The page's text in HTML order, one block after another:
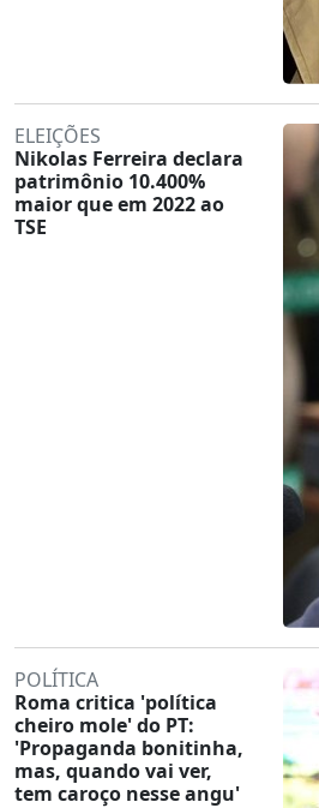
ELEIÇÕES
Nikolas Ferreira declara
patrimônio 10.400%
maior que em 2022 ao
TSE
POLÍTICA
Roma critica 'política
cheiro mole' do PT:
'Propaganda bonitinha,
mas, quando vai ver,
tem caroço nesse angu'